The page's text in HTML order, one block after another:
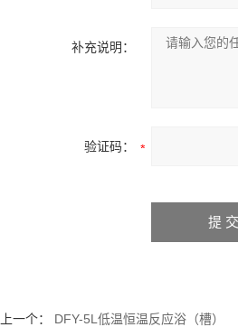
补充说明：
验证码：
上一个： DFY-5L低温恒温反应浴（槽）